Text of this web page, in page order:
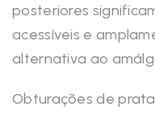
posteriores
acessíveis e
alternativa ao
Obturações de